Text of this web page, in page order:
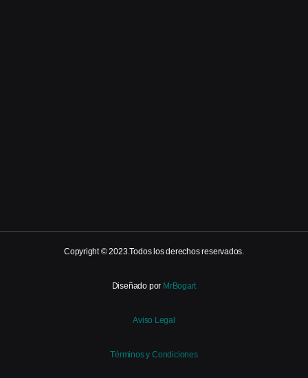
Copyright © 2023.Todos los derechos reservados.
Diseñado por MrBogart
Aviso Legal
Términos y Condiciones